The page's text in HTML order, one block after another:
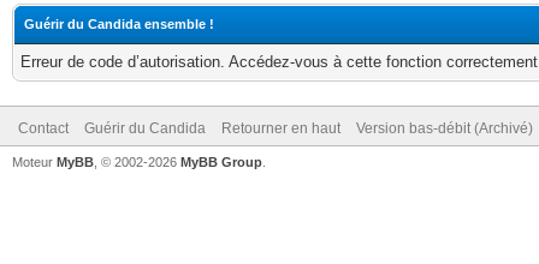
Guérir du Candida ensemble !
Erreur de code d’autorisation. Accédez-vous à cette fonction
Contact Guérir du Candida Retourner en haut Version bas-débit (Archivé)
Moteur MyBB , © 2002-2026 MyBB Group